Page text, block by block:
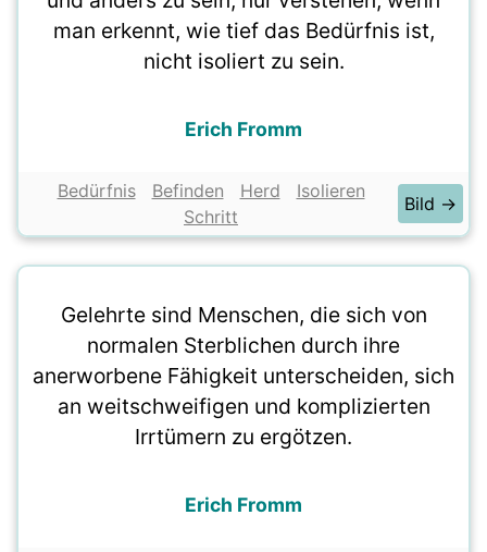
man erkennt, wie tief das Bedürfnis ist,
nicht isoliert zu sein.
Erich Fromm
Bedürfnis Befinden Herd
Isolieren
Schritt
Bild →
Gelehrte sind Menschen, die sich von
normalen Sterblichen durch ihre
anerworbene Fähigkeit unterscheiden, sich
an weitschweifigen und komplizierten
Irrtümern zu ergötzen.
Erich Fromm